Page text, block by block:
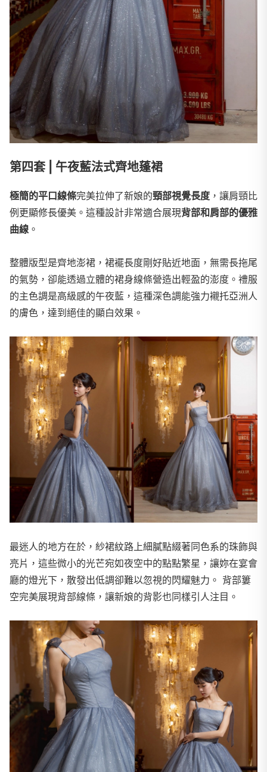
第四套 | 午夜藍法式齊地蓬裙
極簡的平口線條完美拉伸了新娘的頸部視覺長度 ，讓肩頸比
例更顯修長優美。這種設計非常適合展現背部和肩部的優雅
曲線 。
整體版型是齊地澎裙，裙襬長度剛好貼近地面，無需長拖尾
的氣勢，卻能透過立體的裙身線條營造出輕盈的澎度。 禮服
的主色調是高級感的午夜藍，這種深色調能強力襯托亞洲人
的膚色，達到絕佳的顯白效果。
最迷人的地方在於，紗裙紋路上細膩點綴著同色系的珠飾與
亮片，這些微小的光芒宛如夜空中的點點繁星，讓妳在宴會
廳的燈光下，散發出低調卻難以忽視的閃耀魅力。 背部簍
空完美展現背部線條，讓新娘的背影也同樣引人注目。